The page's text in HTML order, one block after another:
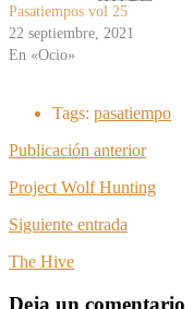
Pasatiempos vol 25
22 septiembre, 2021
En «Ocio»
Tags: pasatiempo
Publicación anterior
Project Wolf Hunting
Siguiente entrada
The Hive
Deja un comentario